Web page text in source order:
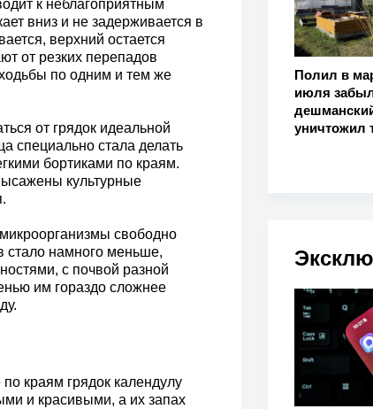
Полил в
июля
уничтожил
к неблагоприятным
вниз и не задерживается в
верхний остается
от резких перепадов
по одним и тем же
от грядок идеальной
специально стала делать
бортиками по краям.
культурные
свободно
стало намного меньше,
с почвой разной
им гораздо сложнее
краям грядок календулу
и красивыми, а их запах